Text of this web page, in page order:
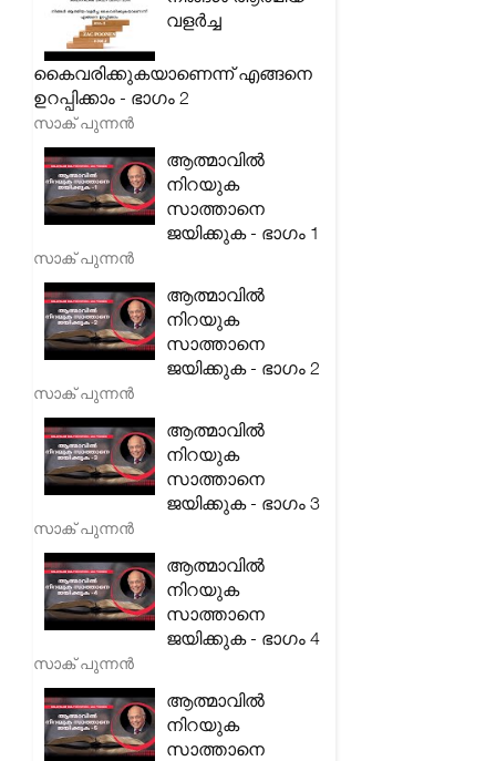
വളർച്ച
കൈവരിക്കുകയാണെന്ന് എങ്ങനെ
ഉറപ്പിക്കാം - ഭാഗം 2
സാക് പുന്നൻ
ആത്മാവിൽ
നിറയുക
സാത്താനെ
ജയിക്കുക - ഭാഗം 1
സാക് പുന്നൻ
ആത്മാവിൽ
നിറയുക
സാത്താനെ
ജയിക്കുക - ഭാഗം 2
സാക് പുന്നൻ
ആത്മാവിൽ
നിറയുക
സാത്താനെ
ജയിക്കുക - ഭാഗം 3
സാക് പുന്നൻ
ആത്മാവിൽ
നിറയുക
സാത്താനെ
ജയിക്കുക - ഭാഗം 4
സാക് പുന്നൻ
ആത്മാവിൽ
നിറയുക
സാത്താനെ